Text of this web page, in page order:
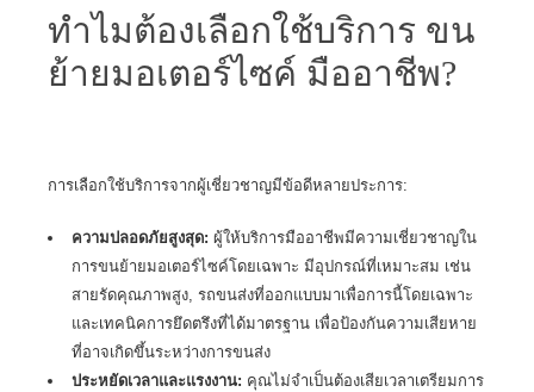
ทำไมต้องเลือกใช้บริการ ขน
ย้ายมอเตอร์ไซค์ มืออาชีพ?
การเลือกใช้บริการจากผู้เชี่ยวชาญมีข้อดีหลายประการ:
ความปลอดภัยสูงสุด: ผู้ให้บริการมืออาชีพมีความเชี่ยวชาญใน
การขนย้ายมอเตอร์ไซค์โดยเฉพาะ มีอุปกรณ์ที่เหมาะสม เช่น
สายรัดคุณภาพสูง, รถขนส่งที่ออกแบบมาเพื่อการนี้โดยเฉพาะ
และเทคนิคการยึดตรึงที่ได้มาตรฐาน เพื่อป้องกันความเสียหาย
ที่อาจเกิดขึ้นระหว่างการขนส่ง
ประหยัดเวลาและแรงงาน: คุณไม่จำเป็นต้องเสียเวลาเตรียมการ